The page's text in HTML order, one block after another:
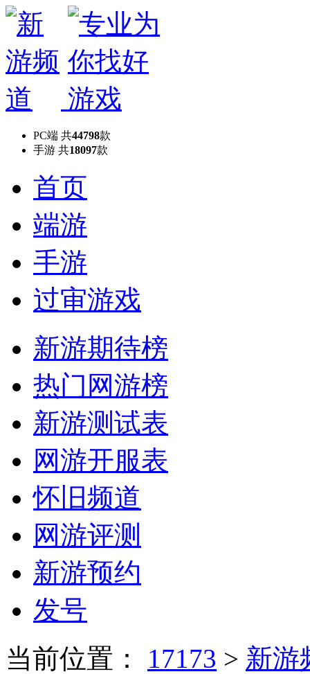
PC端 共44798款
手游 共18097款
首页
端游
手游
过审游戏
新游期待榜
热门网游榜
新游测试表
网游开服表
怀旧频道
网游评测
新游预约
发号
当前位置： 17173 > 新游